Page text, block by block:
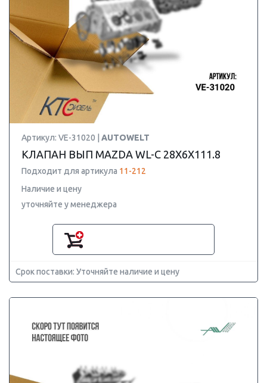
Артикул: VE-31020 | AUTOWELT
КЛАПАН ВЫП MAZDA WL-C 28X6X111.8
Подходит для артикула 11-212
Наличие и цену
уточняйте у менеджера
Срок поставки: Уточняйте наличие и цену